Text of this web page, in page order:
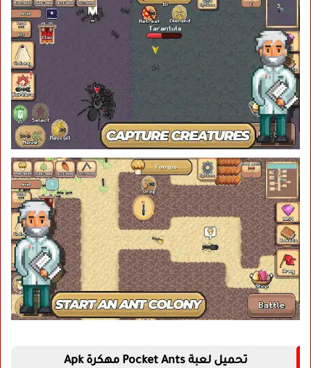
تحميل لعبة Pocket Ants مهكرة Apk